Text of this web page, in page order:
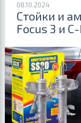
08.10.2024
Стойки и
Focus 3 и